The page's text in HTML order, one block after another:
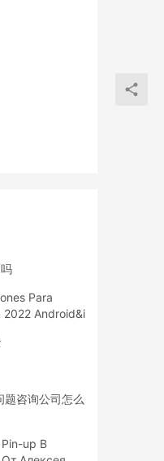
Para
2022 Android&i
咨询公司怎么
up В